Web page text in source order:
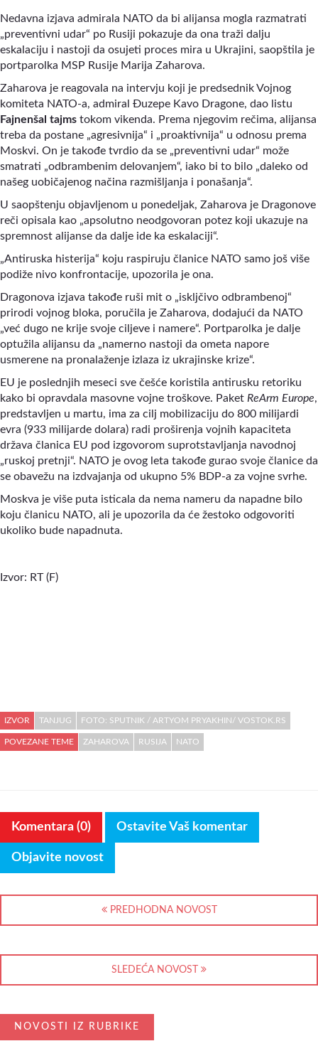
Nedavna izjava admirala NATO da bi alijansa mogla razmatrati
„preventivni udar“ po Rusiji pokazuje da ona traži dalju
eskalaciju i nastoji da osujeti proces mira u Ukrajini, saopštila je
portparolka MSP Rusije Marija Zaharova.
Zaharova je reagovala na intervju koji je predsednik Vojnog
komiteta NATO-a, admiral Đuzepe Kavo Dragone, dao listu
Fajnenšal tajms tokom vikenda. Prema njegovim rečima, alijansa
treba da postane „agresivnija“ i „proaktivnija“ u odnosu prema
Moskvi. On je takođe tvrdio da se „preventivni udar“ može
smatrati „odbrambenim delovanjem“, iako bi to bilo „daleko od
našeg uobičajenog načina razmišljanja i ponašanja“.
U saopštenju objavljenom u ponedeljak, Zaharova je Dragonove
reči opisala kao „apsolutno neodgovoran potez koji ukazuje na
spremnost alijanse da dalje ide ka eskalaciji“.
„Antiruska histerija“ koju raspiruju članice NATO samo još više
podiže nivo konfrontacije, upozorila je ona.
Dragonova izjava takođe ruši mit o „iskljčivo odbrambenoj“
prirodi vojnog bloka, poručila je Zaharova, dodajući da NATO
„već dugo ne krije svoje ciljeve i namere“. Portparolka je dalje
optužila alijansu da „namerno nastoji da ometa napore
usmerene na pronalaženje izlaza iz ukrajinske krize“.
EU je poslednjih meseci sve češće koristila antirusku retoriku
kako bi opravdala masovne vojne troškove. Paket ReArm Europe,
predstavljen u martu, ima za cilj mobilizaciju do 800 milijardi
evra (933 milijarde dolara) radi proširenja vojnih kapaciteta
država članica EU pod izgovorom suprotstavljanja navodnoj
„ruskoj pretnji“. NATO je ovog leta takođe gurao svoje članice da
se obavežu na izdvajanja od ukupno 5% BDP-a za vojne svrhe.
Moskva je više puta isticala da nema nameru da napadne bilo
koju članicu NATO, ali je upozorila da će žestoko odgovoriti
ukoliko bude napadnuta.
Izvor: RT (F)
IZVOR TANJUG FOTO: SPUTNIK / ARTYOM PRYAKHIN/ VOSTOK.RS
POVEZANE TEME ZAHAROVA RUSIJA NATO
Komentara (0) Ostavite Vaš komentar
Objavite novost
PREDHODNA NOVOST
SLEDEĆA NOVOST
NOVOSTI IZ RUBRIKE